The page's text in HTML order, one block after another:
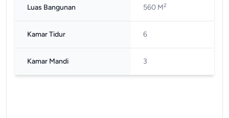
Luas Bangunan 560 M2
Kamar Tidur 6
Kamar Mandi 3